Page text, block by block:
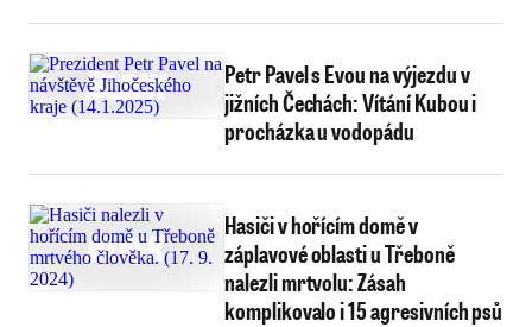
Petr Pavel s Evou na výjezdu v
jižních Čechách: Vítání Kubou i
procházka u vodopádu
Hasiči v hořícím domě v
záplavové oblasti u Třeboně
nalezli mrtvolu: Zásah
komplikovalo i 15 agresivních psů